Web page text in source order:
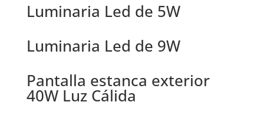
Luminaria Led de 5W
Luminaria Led de 9W
Pantalla estanca exterior
40W Luz Cálida